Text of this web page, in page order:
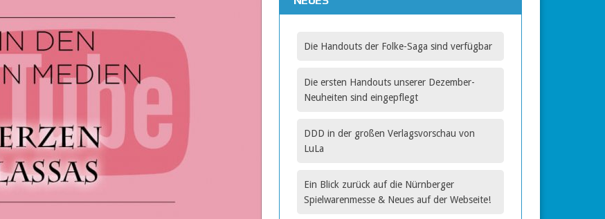
Die Handouts der Folke-Saga sind verfügbar
18. FEBRUAR 2025
Die Handouts der Folke-Saga sind verfügbar
Die ersten Handouts unserer Dezember-
Neuheiten sind eingepflegt
DDD in der großen Verlagsvorschau von
LuLa
Ein Blick zurück auf die Nürnberger
Spielwarenmesse & Neues auf der Webseite!